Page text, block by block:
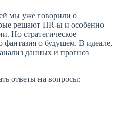
мы уже говорили о
решают HR-ы и особенно –
Но стратегическое
фантазия о будущем. В идеале,
данных и прогноз
ответы на вопросы: